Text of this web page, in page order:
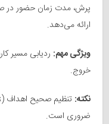
پرش، مدت زمان حضور در
ارائه می‌دهد.
ویژگی مهم: ردیابی مسیر
خروج.
نکته:
ضروری است.